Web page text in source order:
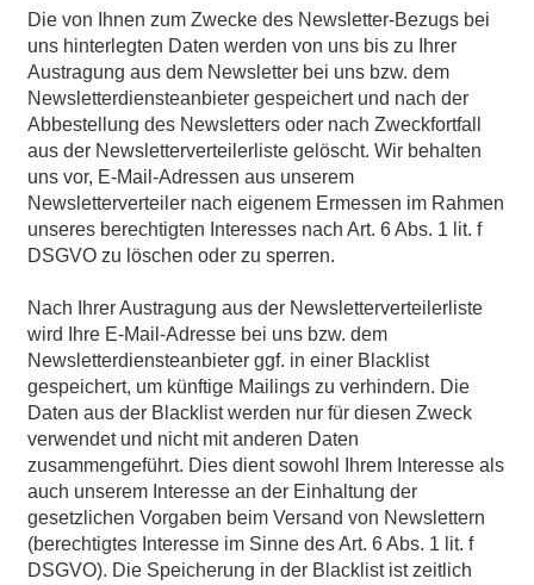
Die von Ihnen zum Zwecke des Newsletter-Bezugs bei
uns hinterlegten Daten werden von uns bis zu Ihrer
Austragung aus dem Newsletter bei uns bzw. dem
Newsletterdiensteanbieter gespeichert und nach der
Abbestellung des Newsletters oder nach Zweckfortfall
aus der Newsletterverteilerliste gelöscht. Wir behalten
uns vor, E-Mail-Adressen aus unserem
Newsletterverteiler nach eigenem Ermessen im Rahmen
unseres berechtigten Interesses nach Art. 6 Abs. 1 lit. f
DSGVO zu löschen oder zu sperren.
Nach Ihrer Austragung aus der Newsletterverteilerliste
wird Ihre E-Mail-Adresse bei uns bzw. dem
Newsletterdiensteanbieter ggf. in einer Blacklist
gespeichert, um künftige Mailings zu verhindern. Die
Daten aus der Blacklist werden nur für diesen Zweck
verwendet und nicht mit anderen Daten
zusammengeführt. Dies dient sowohl Ihrem Interesse als
auch unserem Interesse an der Einhaltung der
gesetzlichen Vorgaben beim Versand von Newslettern
(berechtigtes Interesse im Sinne des Art. 6 Abs. 1 lit. f
DSGVO). Die Speicherung in der Blacklist ist zeitlich